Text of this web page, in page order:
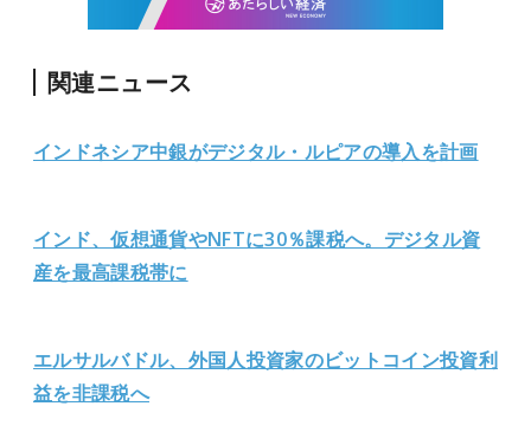
関連ニュース
インドネシア中銀がデジタル・ルピアの導入を計画
インド、仮想通貨やNFTに30％課税へ。デジタル資
産を最高課税帯に
エルサルバドル、外国人投資家のビットコイン投資利
益を非課税へ